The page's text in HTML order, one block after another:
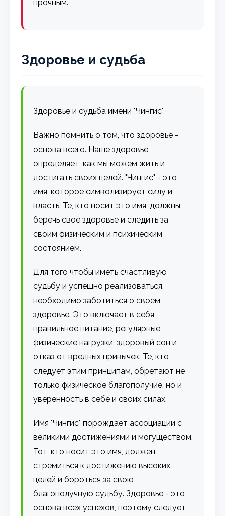
прочным.
Здоровье и судьба
Здоровье и судьба имени "Чингис"
Важно помнить о том, что здоровье -
основа всего. Наше здоровье
определяет, как мы можем жить и
достигать своих целей. "Чингис" - это
имя, которое символизирует силу и
власть. Те, кто носит это имя, должны
беречь свое здоровье и следить за
своим физическим и психическим
состоянием.
Для того чтобы иметь счастливую
судьбу и успешно реализоваться,
необходимо заботиться о своем
здоровье. Это включает в себя
правильное питание, регулярные
физические нагрузки, здоровый сон и
отказ от вредных привычек. Те, кто
следует этим принципам, обретают не
только физическое благополучие, но и
уверенность в себе и своих силах.
Имя "Чингис" порождает ассоциации с
великими достижениями и могуществом.
Тот, кто носит это имя, должен
стремиться к достижению высоких
целей и бороться за свою
благополучную судьбу. Здоровье - это
основа всех успехов, поэтому следует